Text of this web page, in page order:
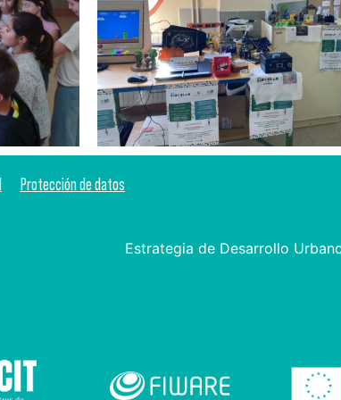
Protección de datos
Estrategia de Desarrollo